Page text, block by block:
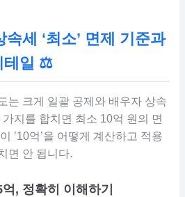
세 ‘최소’ 면제 기준과
테일 ⚖
는 크게 일괄 공제와 배우자 상속
지를 합치면 최소 10억 원의 면
’10억’을 어떻게 계산하고 적용
면 안 됩니다.
, 정확히 이해하기